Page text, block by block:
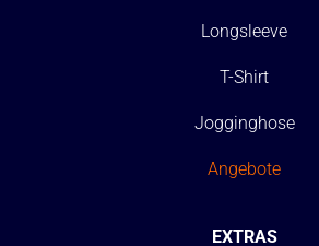
Longsleeve
T-Shirt
Jogginghose
Angebote
EXTRAS